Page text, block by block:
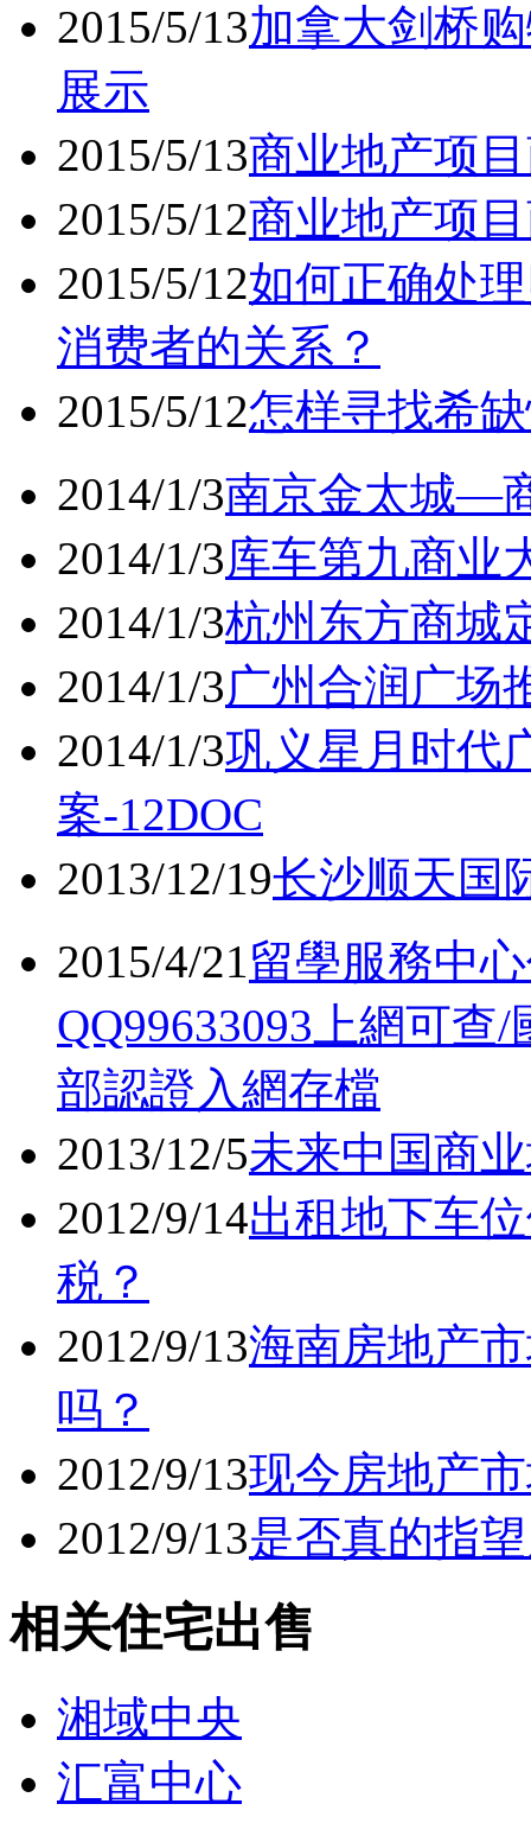
2015/5/13加拿大剑桥
展示
2015/5/13商业地产项
2015/5/12商业地产项
2015/5/12如何正确处
消费者的关系？
2015/5/12怎样寻找希
2014/1/3南京金太城—
2014/1/3库车第九商业
2014/1/3杭州东方商城
2014/1/3广州合润广场
2014/1/3巩义星月时代
案-12DOC
2013/12/19长沙顺天国
2015/4/21留學服務中
QQ99633093上網可
部認證入網存檔
2013/12/5未来中国商
2012/9/14出租地下车
税？
2012/9/13海南房地产
吗？
2012/9/13现今房地产
2012/9/13是否真的指
相关住宅出售
湘域中央
汇富中心